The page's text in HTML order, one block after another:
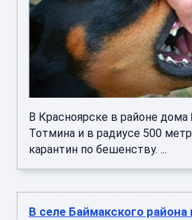
В Красноярске в районе
Тотмина и в радиусе 500
карантин по бешенству. ...
В селе Баймакского района